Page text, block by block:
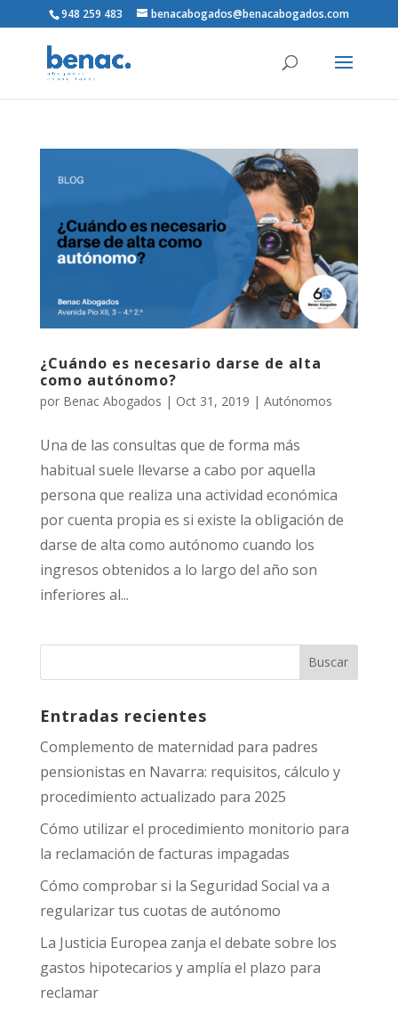
948 259 483 benacabogados@benacabogados.com
¿Cuándo es necesario darse de alta
como autónomo?
por Benac Abogados | Oct 31, 2019 | Autónomos
Una de las consultas que de forma más
habitual suele llevarse a cabo por aquella
persona que realiza una actividad económica
por cuenta propia es si existe la obligación de
darse de alta como autónomo cuando los
ingresos obtenidos a lo largo del año son
inferiores al...
Entradas recientes
Complemento de maternidad para padres
pensionistas en Navarra: requisitos, cálculo y
procedimiento actualizado para 2025
Cómo utilizar el procedimiento monitorio para
la reclamación de facturas impagadas
Cómo comprobar si la Seguridad Social va a
regularizar tus cuotas de autónomo
La Justicia Europea zanja el debate sobre los
gastos hipotecarios y amplía el plazo para
reclamar